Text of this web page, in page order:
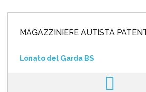
MAGAZZINIERE AUTISTA
Lonato del Garda BS